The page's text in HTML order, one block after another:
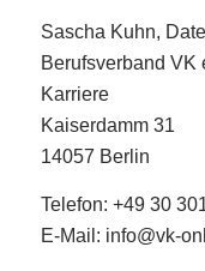
Sascha Kuhn,
Berufsverband VK
Karriere
Kaiserdamm 31
14057 Berlin
Telefon: +49 30
E-Mail: info@vk-